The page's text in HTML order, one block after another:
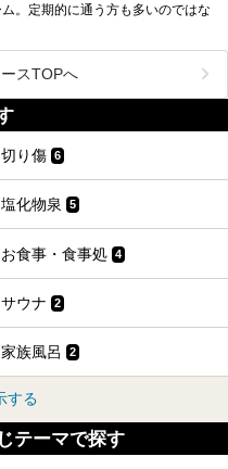
。定期的に通う方も多いのではな
円以下でサウナを楽しめる施設を
ナを楽しみませんか？
円以下のおすすめサウナ施設を紹
スTOPへ
切り傷 6
塩化物泉 5
お食事・食事処 4
サウナ 2
家族風呂 2
する
テーマで探す